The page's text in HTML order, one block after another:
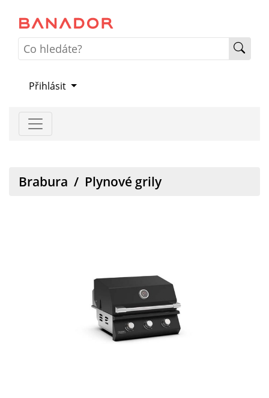
Přihlásit
Brabura / Plynové grily